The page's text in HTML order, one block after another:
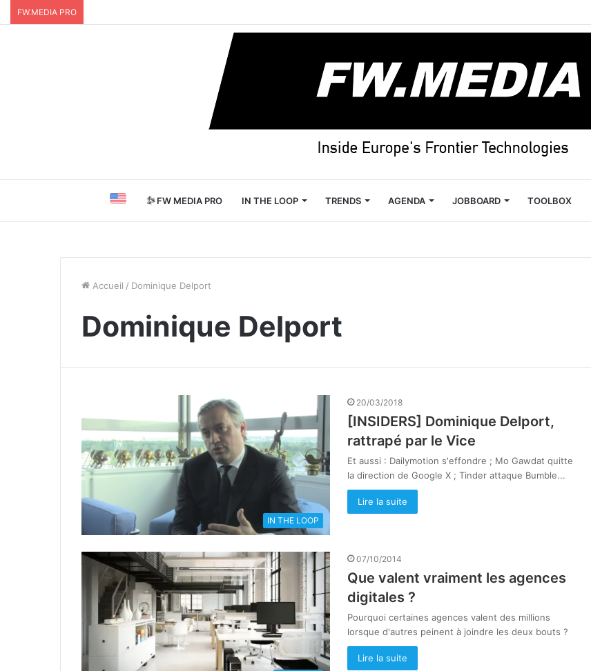
FW.MEDIA PRO
FW MEDIA PRO IN THE LOOP TRENDS AGENDA JOBBOARD TOOLBOX
Accueil / Dominique Delport
Dominique Delport
IN THE LOOP
20/03/2018
[INSIDERS] Dominique Delport,
rattrapé par le Vice
Et aussi : Dailymotion s'effondre ; Mo Gawdat quitte
la direction de Google X ; Tinder attaque Bumble...
Lire la suite
07/10/2014
Que valent vraiment les agences
digitales ?
Pourquoi certaines agences valent des millions
lorsque d'autres peinent à joindre les deux bouts ?
Lire la suite